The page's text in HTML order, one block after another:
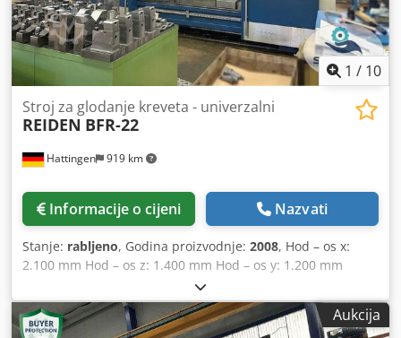
1 / 10
Hattingen 919 km
Stroj za glodanje kreveta - univerzalni
REIDEN BFR-22
Informacije o cijeni Nazvati
Stanje: rabljeno, Godina proizvodnje: 2008, Hod – os x:
2.100 mm Hod – os z: 1.400 mm Hod – os y: 1.200 mm
Upravljački sustav HEIDENHAIN – iTNC 530 Broj mjesta u
izmjenjivaču alata: 92 Držač alata: SK 50 BIG PLUS
Maksimalna duljina alata: 600 mm Maksimalni promjerAukcija